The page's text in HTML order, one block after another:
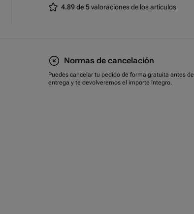
4.89 de 5valoraciones de los artículos
Normas de cancelación
Puedes cancelar tu pedido de forma gratuita antes
entrega y te devolveremos el importe íntegro.